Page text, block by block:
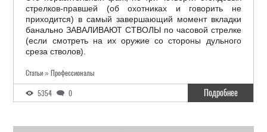
стрелков-правшей (об охотниках и говорить не
приходится) в самый завершающий момент вкладки
банально ЗАВАЛИВАЮТ СТВОЛЫ по часовой стрелке
(если смотреть на их оружие со стороны дульного
среза стволов).
Статьи » Профессионалы
5354 0 Подробнее